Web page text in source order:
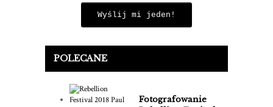
Wyślij mi jeden!
POLECANE
Fotografowanie